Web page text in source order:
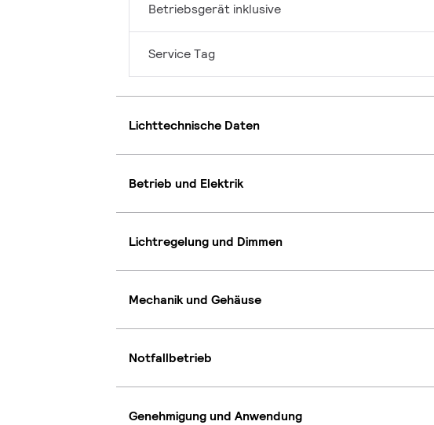
Betriebsgerät inklusive
Service Tag
Lichttechnische Daten
Betrieb und Elektrik
Lichtregelung und Dimmen
Mechanik und Gehäuse
Notfallbetrieb
Genehmigung und Anwendung